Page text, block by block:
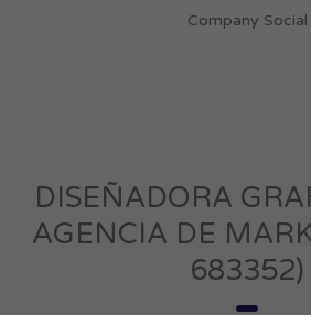
Company Social
DISEÑADORA
AGENCIA DE
683352)